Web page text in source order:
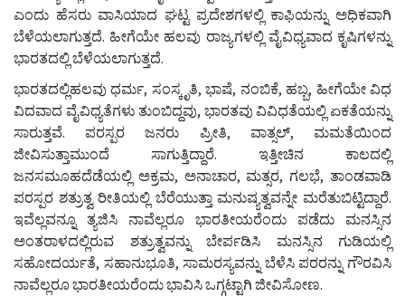
ಎಂದು ಹೆಸರು ವಾಸಿಯಾದ ಘಟ್ಟ ಪ್ರದೇಶಗಳಲ್ಲಿ ಕಾಫಿಯನ್ನು ಅಧಿಕವಾಗಿ
ಬೆಳೆಯಲಾಗುತ್ತದೆ. ಹೀಗೆಯೇ ಹಲವು ರಾಜ್ಯಗಳಲ್ಲಿ ವೈವಿಧ್ಯವಾದ ಕೃಷಿಗಳನ್ನು
ಭಾರತದಲ್ಲಿ ಬೆಳೆಯಲಾಗುತ್ತದೆ.
ಭಾರತದಲ್ಲಿಹಲವು ಧರ್ಮ, ಸಂಸ್ಕೃತಿ, ಭಾಷೆ, ನಂಬಿಕೆ, ಹಬ್ಬ, ಹೀಗೆಯೇ ವಿಧ
ವಿದವಾದ ವೈವಿಧ್ಯತೆಗಳು ತುಂಬಿದ್ದವು, ಭಾರತವು ವಿವಿಧತೆಯಲ್ಲಿ ಏಕತೆಯನ್ನು
ಸಾರುತ್ತವೆ. ಪರಸ್ಪರ ಜನರು ಪ್ರೀತಿ, ವಾತ್ಸಲ್, ಮಮತೆಯಿಂದ
ಜೀವಿಸುತ್ತಾಮುಂದೆ ಸಾಗುತ್ತಿದ್ದಾರೆ. ಇತ್ತೀಚಿನ ಕಾಲದಲ್ಲಿ
ಜನಸಮೂಹದೆಡೆಯಲ್ಲಿ ಅಕ್ರಮ, ಅನಾಚಾರ, ಮತ್ಸರ, ಗಲಭೆ, ತಾಂಡವಾಡಿ
ಪರಸ್ಪರ ಶತ್ರುತ್ವ ರೀತಿಯಲ್ಲಿ ಬೆರೆಯುತ್ತಾ ಮನುಷ್ಯತ್ವವನ್ನೇ ಮರೆತುಬಿಟ್ಟಿದ್ದಾರೆ.
ಇವೆಲ್ಲವನ್ನೂ ತ್ಯಜಿಸಿ ನಾವೆಲ್ಲರೂ ಭಾರತೀಯರೆಂದು ಪಡೆದು ಮನಸ್ಸಿನ
ಅಂತರಾಳದಲ್ಲಿರುವ ಶತ್ರುತ್ವವನ್ನು ಬೇರ್ಪಡಿಸಿ ಮನಸ್ಸಿನ ಗುಡಿಯಲ್ಲಿ
ಸಹೋದರ್ಯತೆ, ಸಹಾನುಭೂತಿ, ಸಾಮರಸ್ಯವನ್ನು ಬೆಳೆಸಿ ಪರರನ್ನು ಗೌರವಿಸಿ
ನಾವೆಲ್ಲರೂ ಭಾರತೀಯರೆಂದು ಭಾವಿಸಿ ಒಗ್ಗಟ್ಟಾಗಿ ಜೀವಿಸೋಣ.